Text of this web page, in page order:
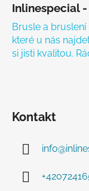
Inlinespecial
Brusle a
které u nás
si jisti kvalitou.
Kontakt
info@